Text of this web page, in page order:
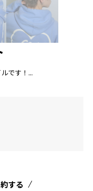
です！...
する